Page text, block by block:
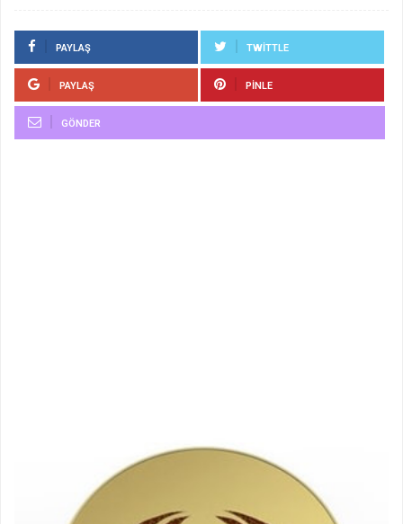
PAYLAŞ TWITTLE
PAYLAŞ PINLE
GÖNDER